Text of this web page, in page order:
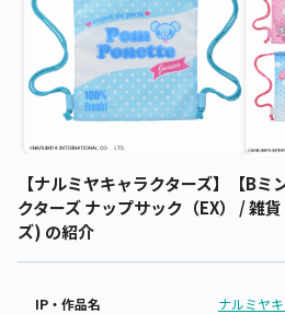
【ナルミヤキャラクターズ】【B
クターズ ナップサック（EX） / 雑
ズ) の紹介
IP・作品名 ナルミヤ